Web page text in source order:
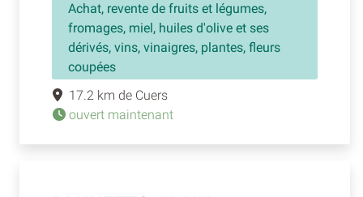
Achat, revente de fruits et légumes,
fromages, miel, huiles d'olive et ses
dérivés, vins, vinaigres, plantes, fleurs
coupées
17.2 km de Cuers
ouvert maintenant